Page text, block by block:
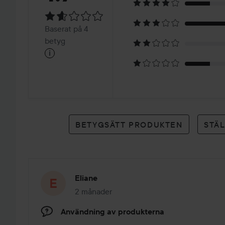
1.7Baserat
på
betyg
Baserat på 4
betyg
i
BETYGSÄTT PRODUKTEN
Eliane
2 månader
Inlägget skapades 2 månader
Användning av produkterna